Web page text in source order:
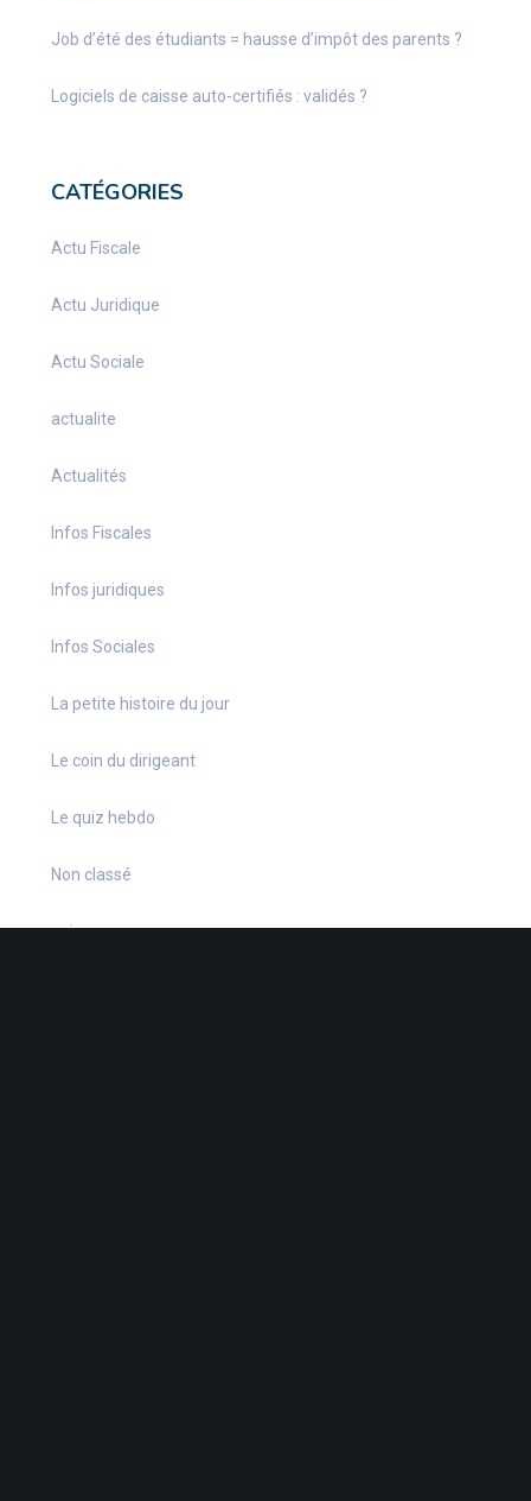
Job d’été des étudiants = hausse d’impôt des parents ?
Logiciels de caisse auto-certifiés : validés ?
CATÉGORIES
Actu Fiscale
Actu Juridique
Actu Sociale
actualite
Actualités
Infos Fiscales
Infos juridiques
Infos Sociales
La petite histoire du jour
Le coin du dirigeant
Le quiz hebdo
Non classé
quizz